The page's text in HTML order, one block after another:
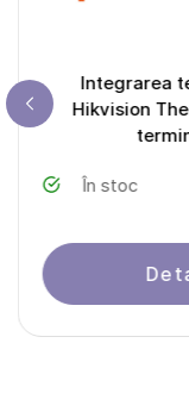
Integrarea
Hikvision
În stoc